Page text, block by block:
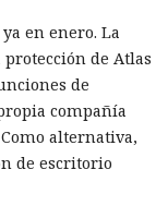
en enero. La
de Atlas
de
compañía
alternativa,
de escritorio